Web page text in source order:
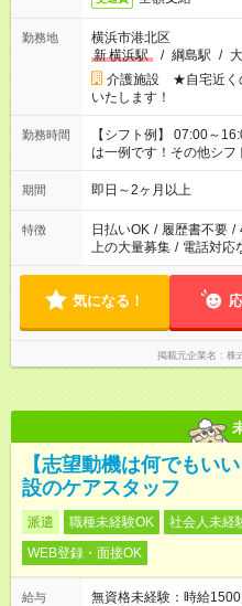
勤務地
横浜市港北区
新横浜駅 / 綱島駅 /
介護施設 ★自宅近く
いたします！
勤務時間
【シフト例】 07:00～
は一例です！その他シフ
期間 即日～2ヶ月以上
特徴 日払いOK / 履歴書不要 /
上の大量募集 / 電話対応
気になる！
掲載元企業名 株
【志望動機は何でもい
設のケアスタッフ
派遣 職種未経験OK 社会人未経
WEB登録・面接OK
給与
無資格未経験：時給